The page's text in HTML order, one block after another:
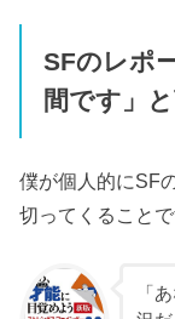
SFのレポ
間です」
僕が個人的にSF
切ってくることで
「